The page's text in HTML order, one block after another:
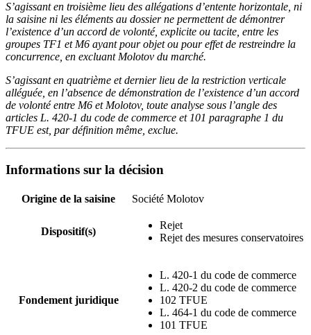
S’agissant en troisième lieu des allégations d’entente horizontale, ni
la saisine ni les éléments au dossier ne permettent de démontrer
l’existence d’un accord de volonté, explicite ou tacite, entre les
groupes TF1 et M6 ayant pour objet ou pour effet de restreindre la
concurrence, en excluant Molotov du marché.
S’agissant en quatrième et dernier lieu de la restriction verticale
alléguée, en l’absence de démonstration de l’existence d’un accord
de volonté entre M6 et Molotov, toute analyse sous l’angle des
articles L. 420-1 du code de commerce et 101 paragraphe 1 du
TFUE est, par définition même, exclue.
Informations sur la décision
Origine de la saisine Société Molotov
Dispositif(s)
Rejet
Rejet des mesures conservatoires
Fondement juridique
L. 420-1 du code de commerce
L. 420-2 du code de commerce
102 TFUE
L. 464-1 du code de commerce
101 TFUE